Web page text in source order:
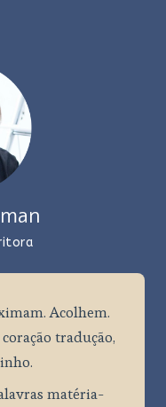
Acolhem.
tradução,
matéria-